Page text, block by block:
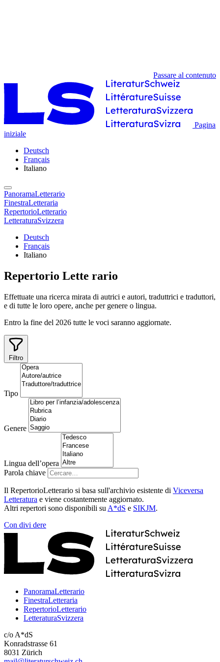
Passare al contenuto
Pagina
iniziale
Deutsch
Français
Italiano
PanoramaLetterario
FinestraLetteraria
RepertorioLetterario
LetteraturaSvizzera
Deutsch
Français
Italiano
Repertorio Lette rario
Effettuate una ricerca mirata di autrici e autori, traduttrici e traduttori,
e di tutte le loro opere, anche per genere o lingua.
Entro la fine del 2026 tutte le voci saranno aggiornate.
Filtro
Tipo
Genere
Lingua dell’opera
Parola chiave
Il RepertorioLetterario si basa sull'archivio esistente di Viceversa
Letteratura e viene costantemente aggiornato.
Altri repertori sono disponibili su A*dS e SIKJM.
Con divi dere
PanoramaLetterario
FinestraLetteraria
RepertorioLetterario
LetteraturaSvizzera
c/o A*dS
Konradstrasse 61
8031 Zürich